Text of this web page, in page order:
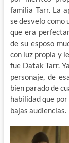
familia Tarr. La
se desvelo como
que era
de su esposo
con luz propia y
fue Datak Tarr.
personaje, de
bien parado de
habilidad que
bajas audiencias.